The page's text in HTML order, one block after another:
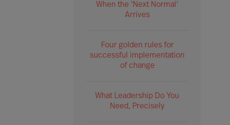
When the 'Next Normal'
Arrives
Four golden rules for
successful implementation
of change
What Leadership Do You
Need, Precisely